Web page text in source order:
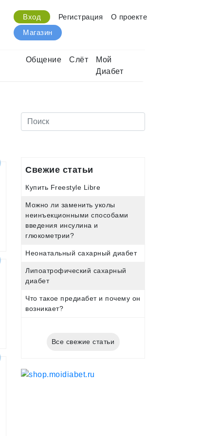
Вход Регистрация
О проекте
Магазин
Общение Слёт
Мой
Диабет
Свежие статьи
Купить Freestyle Libre
Можно ли заменить уколы
неинъекционными способами
введения инсулина и
глюкометрии?
Неонатальный сахарный диабет
Липоатрофический сахарный
диабет
Что такое предиабет и почему он
возникает?
Все свежие статьи